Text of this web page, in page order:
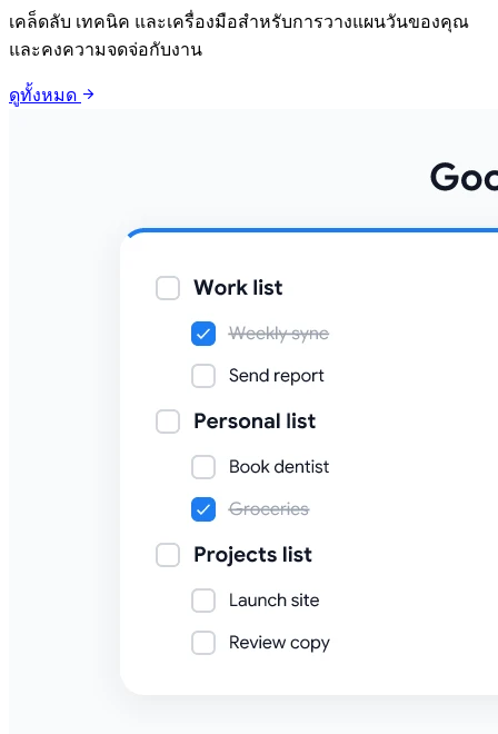
เคล็ดลับ เทคนิค และเครื่องมือสำหรับการวางแผนวันของคุณ
และคงความจดจ่อกับงาน
ดูทั้งหมด arrow_forward